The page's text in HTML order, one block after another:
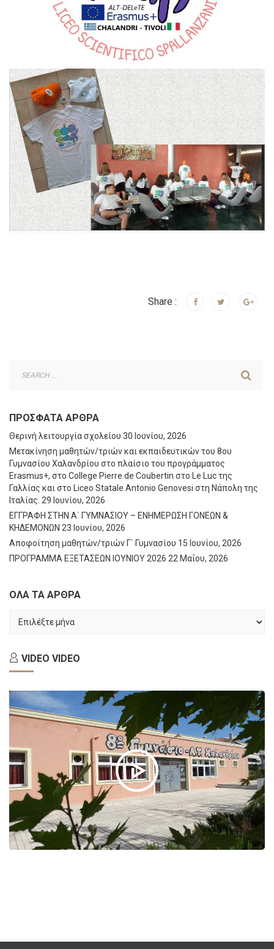
Share :
ΠΡΌΣΦΑΤΑ ΆΡΘΡΑ
Θερινή λειτουργία σχολείου 30 Ιουνίου, 2026
Μετακίνηση μαθητών/τριών και εκπαιδευτικών του 8ου
Γυμνασίου Χαλανδρίου στο πλαίσιο του προγράμματος
Erasmus+, στο College Pierre de Coubertin στο Le Luc της
Γαλλίας και στο Liceo Statale Antonio Genovesi στη Νάπολη της
Ιταλίας. 29 Ιουνίου, 2026
ΕΓΓΡΑΦΗ ΣΤΗΝ Α΄ ΓΥΜΝΑΣΙΟΥ – ΕΝΗΜΕΡΩΣΗ ΓΟΝΕΩΝ &
ΚΗΔΕΜΟΝΩΝ 23 Ιουνίου, 2026
Αποφοίτηση μαθητών/τριών Γ΄ Γυμνασίου 15 Ιουνίου, 2026
ΠΡΟΓΡΑΜΜΑ ΕΞΕΤΑΣΕΩΝ ΙΟΥΝΙΟΥ 2026 22 Μαΐου, 2026
ΟΛΑ ΤΑ ΑΡΘΡΑ
ΤΑ
VIDEO VIDEO